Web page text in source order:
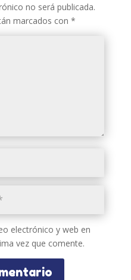
no será publicada.
marcados con *
electrónico y web en
vez que comente.